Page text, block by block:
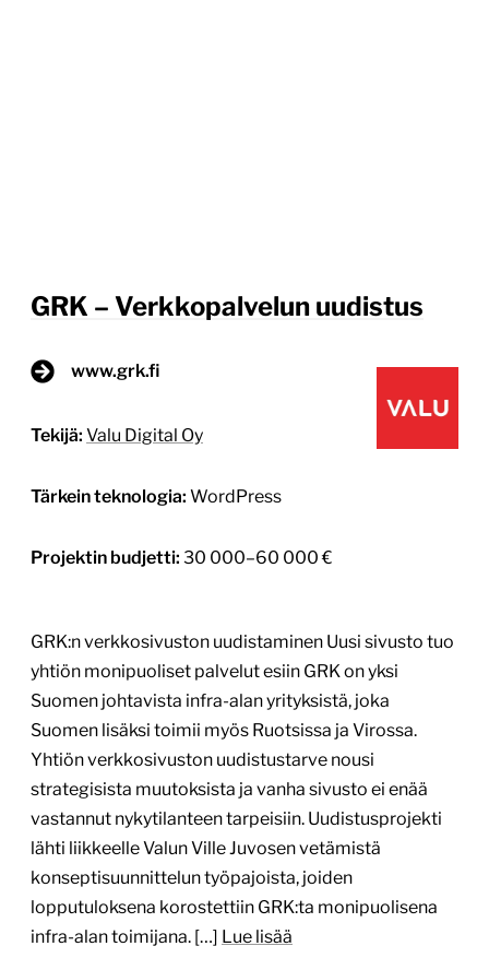
GRK – Verkkopalvelun uudistus
www.grk.fi
Tekijä: Valu Digital Oy
Tärkein teknologia: WordPress
Projektin budjetti: 30 000–60 000 €
GRK:n verkkosivuston uudistaminen Uusi sivusto tuo
yhtiön monipuoliset palvelut esiin GRK on yksi
Suomen johtavista infra-alan yrityksistä, joka
Suomen lisäksi toimii myös Ruotsissa ja Virossa.
Yhtiön verkkosivuston uudistustarve nousi
strategisista muutoksista ja vanha sivusto ei enää
vastannut nykytilanteen tarpeisiin. Uudistusprojekti
lähti liikkeelle Valun Ville Juvosen vetämistä
konseptisuunnittelun työpajoista, joiden
lopputuloksena korostettiin GRK:ta monipuolisena
infra-alan toimijana. […] Lue lisää